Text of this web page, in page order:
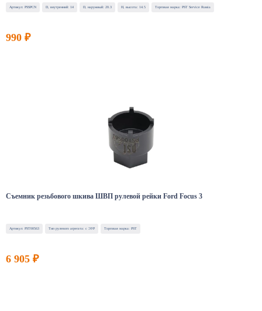
Артикул: PSSPCN D, внутренний: 14 D, наружный: 20.3 H, высота: 14.5 Торговая марка: PST Service Russia
990 ₽
Съемник резьбового шкива ШВП рулевой рейки Ford Focus 3
Артикул: PST00563 Тип рулевого агрегата: с ЭУР Торговая марка: PST
6 905 ₽